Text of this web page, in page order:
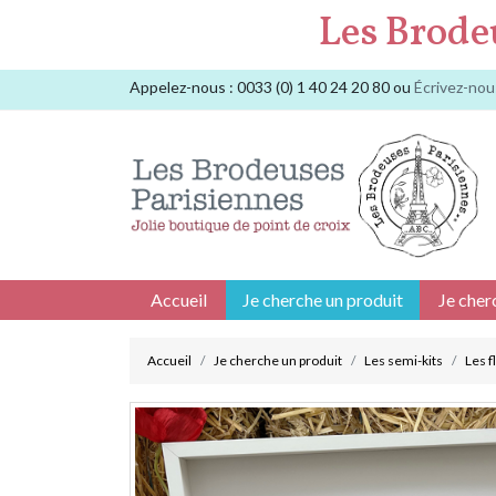
Les
Appelez-nous : 0033 (0) 1 40 24 20 80ou Écrivez-
Accueil Je cherche un produit Je
Accueil Je cherche un produit Les semi-kits Les